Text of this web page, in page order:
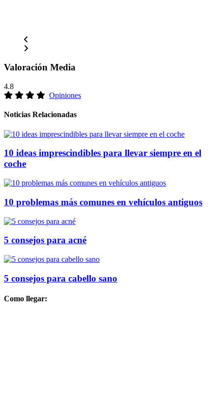
Valoración Media
4.8
Opiniones
Noticias Relacionadas
10 ideas imprescindibles para llevar siempre en el
coche
10 problemas más comunes en vehículos antiguos
5 consejos para acné
5 consejos para cabello sano
Como llegar: